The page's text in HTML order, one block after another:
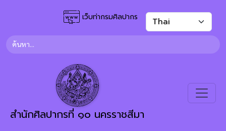
เว็บท่ากรมศิลปากร
สำนักศิลปากรที่ ๑๐ นครราชสีมา